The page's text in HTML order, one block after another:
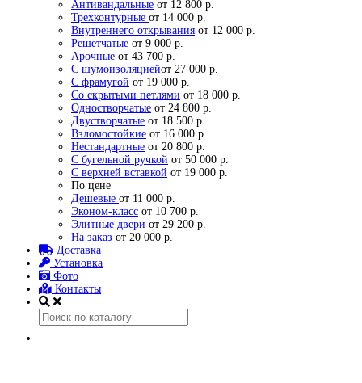
Антивандальные от 12 800 р.
Трехконтурные от 14 000 р.
Внутреннего открывания от 12 000 р.
Решетчатые от 9 000 р.
Арочные от 43 700 р.
С шумоизоляциейот 27 000 р.
С фрамугой от 19 000 р.
Со скрытыми петлями от 18 000 р.
Одностворчатые от 24 800 р.
Двустворчатые от 18 500 р.
Взломостойкие от 16 000 р.
Нестандартные от 20 800 р.
С бугельной ручкой от 50 000 р.
С верхней вставкой от 19 000 р.
По цене
Дешевые от 11 000 р.
Эконом-класс от 10 700 р.
Элитные двери от 29 200 р.
На заказ от 20 000 р.
Доставка
Установка
Фото
Контакты